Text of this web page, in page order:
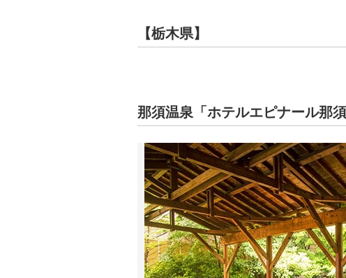
【栃木県】
那須温泉「ホテルエピナール那